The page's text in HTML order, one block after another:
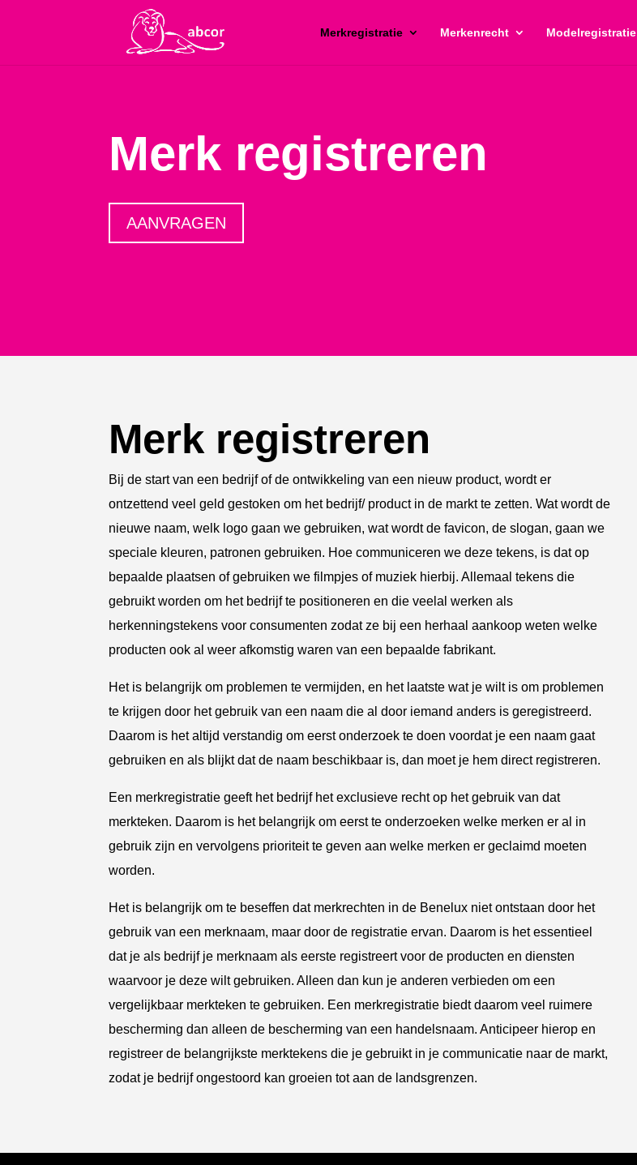
Merkregistratie Merkenrecht Modelregistratie
Merk registreren
AANVRAGEN
Merk registreren
Bij de start van een bedrijf of de ontwikkeling van een nieuw product, wordt er
ontzettend veel geld gestoken om het bedrijf/ product in de markt te zetten. Wat wordt de
nieuwe naam, welk logo gaan we gebruiken, wat wordt de favicon, de slogan, gaan we
speciale kleuren, patronen gebruiken. Hoe communiceren we deze tekens, is dat op
bepaalde plaatsen of gebruiken we filmpjes of muziek hierbij. Allemaal tekens die
gebruikt worden om het bedrijf te positioneren en die veelal werken als
herkenningstekens voor consumenten zodat ze bij een herhaal aankoop weten welke
producten ook al weer afkomstig waren van een bepaalde fabrikant.
Het is belangrijk om problemen te vermijden, en het laatste wat je wilt is om problemen
te krijgen door het gebruik van een naam die al door iemand anders is geregistreerd.
Daarom is het altijd verstandig om eerst onderzoek te doen voordat je een naam gaat
gebruiken en als blijkt dat de naam beschikbaar is, dan moet je hem direct registreren.
Een merkregistratie geeft het bedrijf het exclusieve recht op het gebruik van dat
merkteken. Daarom is het belangrijk om eerst te onderzoeken welke merken er al in
gebruik zijn en vervolgens prioriteit te geven aan welke merken er geclaimd moeten
worden.
Het is belangrijk om te beseffen dat merkrechten in de Benelux niet ontstaan door het
gebruik van een merknaam, maar door de registratie ervan. Daarom is het essentieel
dat je als bedrijf je merknaam als eerste registreert voor de producten en diensten
waarvoor je deze wilt gebruiken. Alleen dan kun je anderen verbieden om een
vergelijkbaar merkteken te gebruiken. Een merkregistratie biedt daarom veel ruimere
bescherming dan alleen de bescherming van een handelsnaam. Anticipeer hierop en
registreer de belangrijkste merktekens die je gebruikt in je communicatie naar de markt,
zodat je bedrijf ongestoord kan groeien tot aan de landsgrenzen.